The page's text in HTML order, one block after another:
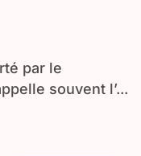
souvent l’...